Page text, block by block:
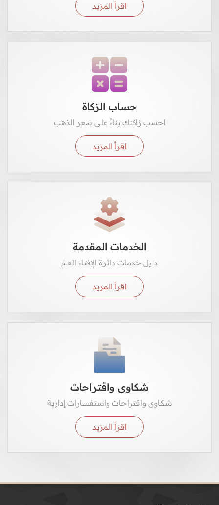
اقرأ المزيد
حساب الزكاة
احسب زاكتك بناءً على سعر الذهب
اقرأ المزيد
الخدمات المقدمة
دليل خدمات دائرة الإفتاء العام
اقرأ المزيد
شكاوى واقتراحات
شكاوى واقتراحات واستفسارات إدارية
اقرأ المزيد